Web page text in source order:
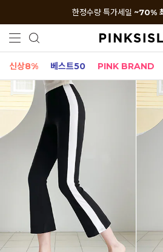
한정수량 특가세일 ~70%
신상8% 베스트50 PINK BRAND